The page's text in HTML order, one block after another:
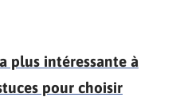
plus intéressante à
pour choisir